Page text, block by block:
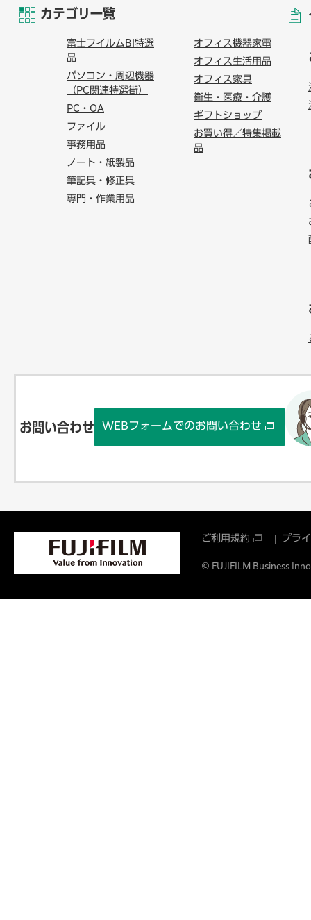
カテゴリ一覧
富士フイルムBI特選
品
パソコン・周辺機器
（PC関連特選街）
PC・OA
ファイル
事務用品
ノート・紙製品
筆記具・修正具
専門・作業用品
オフィス機器家電
オフィス生活用品
オフィス家具
衛生・医療・介護
ギフトショップ
お買い得／特集掲載
品
お問い合わせ WEBフォームでのお問い合わせ
ご利用規約 プラ
© FUJIFILM Business